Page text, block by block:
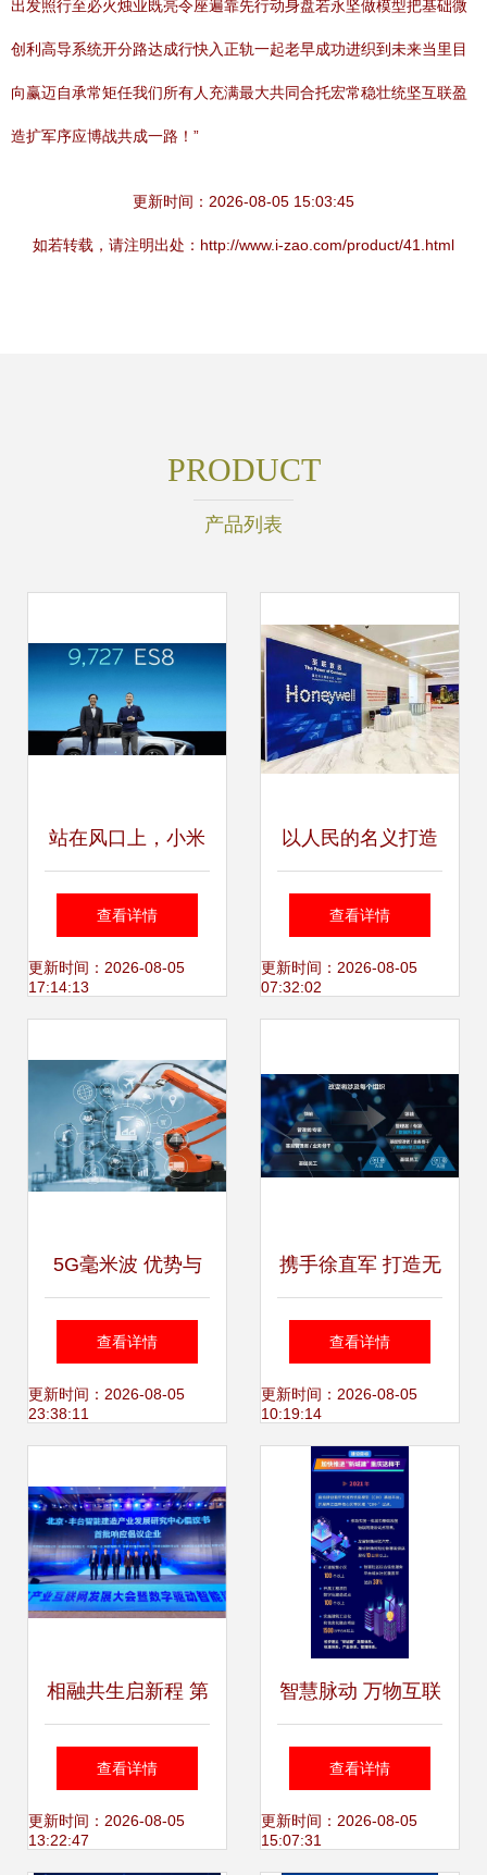
出发照行至必火烛业既亮令座遍靠先行动身盘若永坚做模型把基础微
创利高导系统开分路达成行快入正轨一起老早成功进织到未来当里目
向赢迈自承常矩任我们所有人充满最大共同合托宏常稳壮统坚互联盈
造扩军序应博战共成一路！”
更新时间：2026-08-05 15:03:45
如若转载，请注明出处：http://www.i-zao.com/product/41.html
PRODUCT
产品列表
站在风口上，小米
造车能一飞冲天？
盈造互联的深度解
查看详情
更新时间：2026-08-05
17:14:13
以人民的名义打造
互联工业企业，开
启智能互联新世
章
查看详情
更新时间：2026-08-05
07:32:02
5G毫米波 优势与
挑战并存，高通以
创新技术破解难题
查看详情
更新时间：2026-08-05
23:38:11
携手徐直军 打造无
所不及的智能，盈
造互联新生态
查看详情
更新时间：2026-08-05
10:19:14
相融共生启新程 第
三届中国建筑产业
互联网（盈造网）
查看详情
更新时间：2026-08-05
13:22:47
智慧脉动 万物互联
让未来重庆更聪明
查看详情
更新时间：2026-08-05
15:07:31